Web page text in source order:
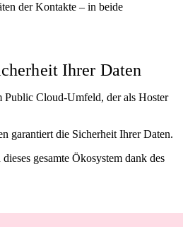
der Kontakte – in beide
Ihrer Daten
Public Cloud-Umfeld, der als Hoster
garantiert die Sicherheit Ihrer Daten.
gesamte Ökosystem dank des